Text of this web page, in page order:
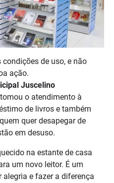
de uso, e não
ação.
Juscelino
o atendimento à
de livros e também
quer desapegar de
em desuso.
na estante de casa
um novo leitor. É um
e fazer a diferença